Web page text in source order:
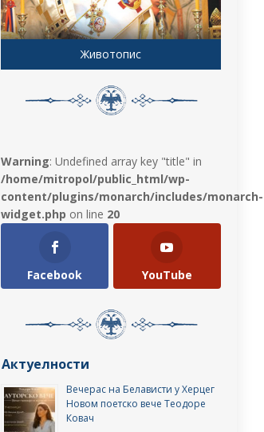
Животопис
Warning: Undefined array key "title" in
/home/mitropol/public_html/wp-
content/plugins/monarch/includes/monarch-
widget.php on line 20
Facebook YouTube
Актуелности
Вечерас на Белависти у Херцег
Новом поетско вече Теодоре
Ковач